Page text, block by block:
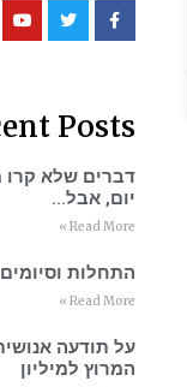
Posts
דברים שלא קרו
יום, אבל…
Read More »
התחלות וסיומים
Read More »
על תודעה
המרוץ למיליון